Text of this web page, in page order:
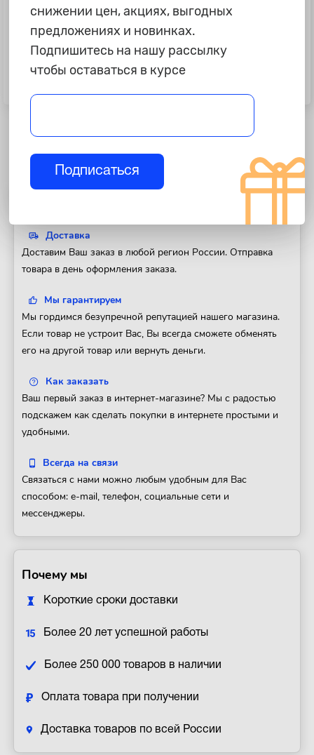
2 595 ₽
Респиратор полумаска "JetaPRO"
сборе, L
465 ₽
Накидка защитная AIRLINE на
Доставка
Доставим Ваш заказ в любой регион России. Отправка
товара в день оформления заказа.
Мы гарантируем
Мы гордимся безупречной репутацией нашего магазина.
Если товар не устроит Вас, Вы всегда сможете обменять
его на другой товар или вернуть деньги.
Как заказать
Ваш первый заказ в интернет-магазине? Мы с радостью
подскажем как сделать покупки в интернете простыми и
удобными.
Всегда на связи
Связаться с нами можно любым удобным для Вас
способом: e-mail, телефон, социальные сети и
мессенджеры.
Почему мы
Короткие сроки доставки
Более 20 лет успешной работы
Более 250 000 товаров в наличии
Оплата товара при получении
Доставка товаров по всей России
снижении цен, акциях, выгодных
предложениях и новинках.
Подпишитесь на нашу рассылку
чтобы оставаться в курсе
Подписаться